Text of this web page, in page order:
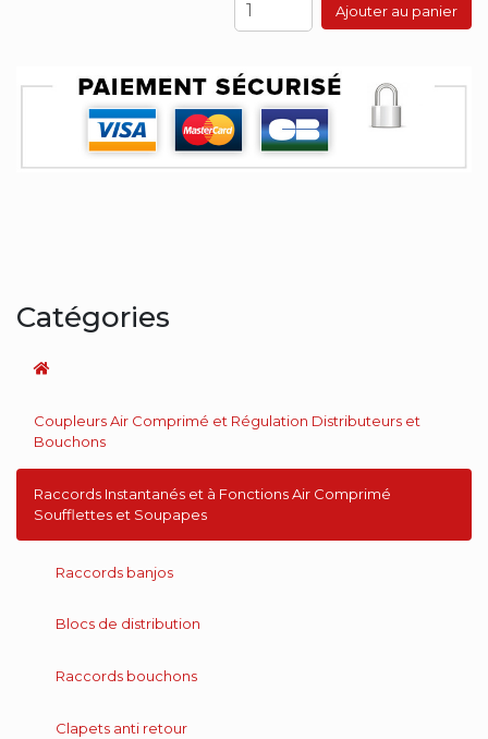
Ajouter au panier
Catégories
Coupleurs Air Comprimé et Régulation Distributeurs et
Bouchons
Raccords Instantanés et à Fonctions Air Comprimé
Soufflettes et Soupapes
Raccords banjos
Blocs de distribution
Raccords bouchons
Clapets anti retour